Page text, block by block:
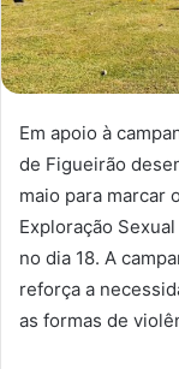
Em apoio à
de Figueirão
maio para marcar
Exploração
no dia 18. A
reforça a
as formas de